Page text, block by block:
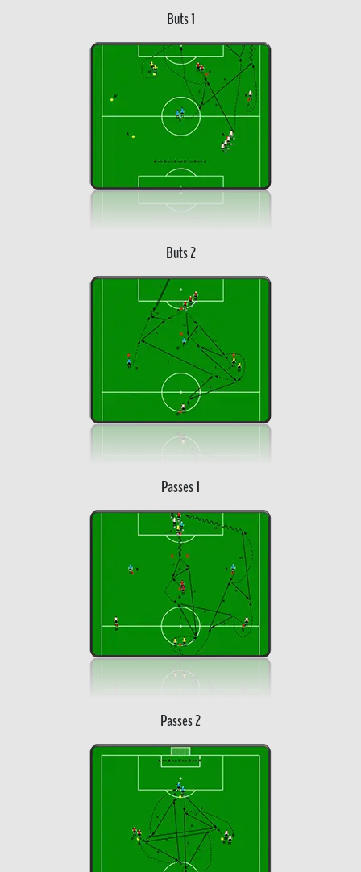
Buts 1
Buts 2
Passes 1
Passes 2